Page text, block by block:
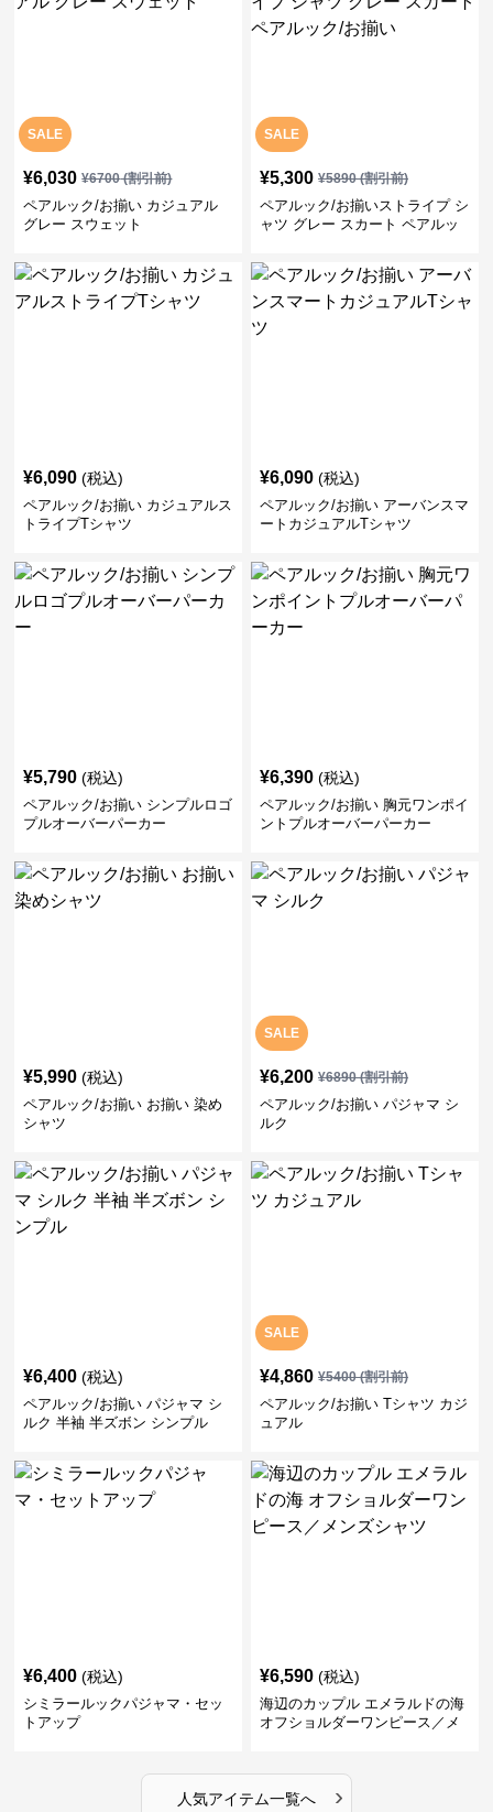
SALE
¥6,030 ¥6700(割引前)
ペアルック/お揃い カジュアル
グレー スウェット
SALE
¥5,300 ¥5890(割引前)
ペアルック/お揃いストライプ シ
ャツ グレー スカート ペアルッ
¥6,090 (税込)
ペアルック/お揃い カジュアルス
トライプTシャツ
¥6,090 (税込)
ペアルック/お揃い アーバンスマ
ートカジュアルTシャツ
¥5,790 (税込)
ペアルック/お揃い シンプルロゴ
プルオーバーパーカー
¥6,390 (税込)
ペアルック/お揃い 胸元ワンポイ
ントプルオーバーパーカー
¥5,990 (税込)
ペアルック/お揃い お揃い 染め
シャツ
SALE
¥6,200 ¥6890(割引前)
ペアルック/お揃い パジャマ シ
ルク
¥6,400 (税込)
ペアルック/お揃い パジャマ シ
ルク 半袖 半ズボン シンプル
SALE
¥4,860 ¥5400(割引前)
ペアルック/お揃い Tシャツ カジ
ュアル
¥6,400 (税込)
シミラールックパジャマ・セッ
トアップ
¥6,590 (税込)
海辺のカップル エメラルドの海
オフショルダーワンピース／メ
人気アイテム一覧へ ›